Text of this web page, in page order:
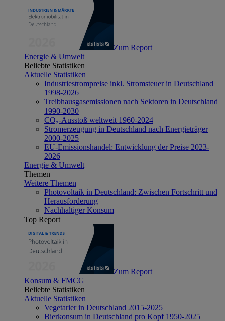
Zum Report
Energie & Umwelt
Beliebte Statistiken
Aktuelle Statistiken
Industriestrompreise inkl. Stromsteuer in Deutschland
1998-2026
Treibhausgasemissionen nach Sektoren in Deutschland
1990-2030
CO₂-Ausstoß weltweit 1960-2024
Stromerzeugung in Deutschland nach Energieträger
2000-2025
EU-Emissionshandel: Entwicklung der Preise 2023-
2026
Energie & Umwelt
Themen
Weitere Themen
Photovoltaik in Deutschland: Zwischen Fortschritt und
Herausforderung
Nachhaltiger Konsum
Top Report
Zum Report
Konsum & FMCG
Beliebte Statistiken
Aktuelle Statistiken
Vegetarier in Deutschland 2015-2025
Bierkonsum in Deutschland pro Kopf 1950-2025